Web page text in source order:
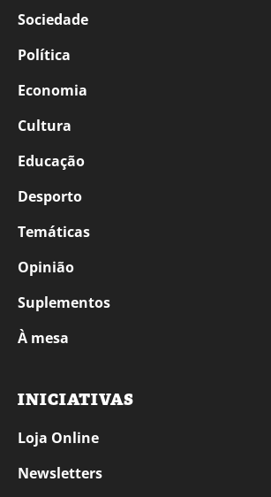
Sociedade
Política
Economia
Cultura
Educação
Desporto
Temáticas
Opinião
Suplementos
À mesa
INICIATIVAS
Loja Online
Newsletters